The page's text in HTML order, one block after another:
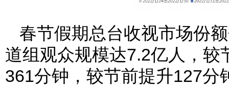
春节假期总台收视市场份
道组观众规模达7.2亿人，
361分钟，较节前提升127分